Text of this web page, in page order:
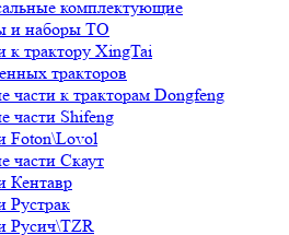
комплектующие
и наборы ТО
к трактору XingTai
тракторов
части к тракторам Dongfeng
части Shifeng
Foton\Lovol
части Скаут
Кентавр
Рустрак
Русич\TZR